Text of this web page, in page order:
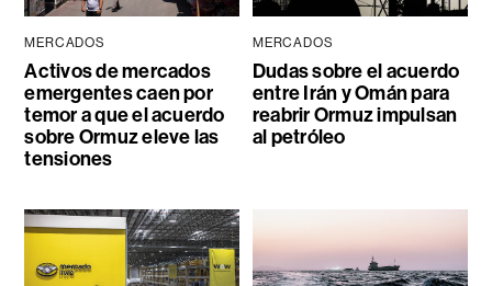
MERCADOS
Activos de mercados
emergentes caen por
temor a que el acuerdo
sobre Ormuz eleve las
tensiones
MERCADOS
Dudas sobre el acuerdo
entre Irán y Omán para
reabrir Ormuz impulsan
al petróleo